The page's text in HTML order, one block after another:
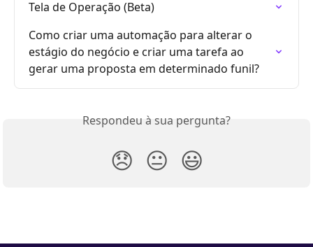
Tela de Operação (Beta)
Como criar uma automação para alterar o
estágio do negócio e criar uma tarefa ao
gerar uma proposta em determinado funil?
Respondeu à sua pergunta?
😞 😐 😃